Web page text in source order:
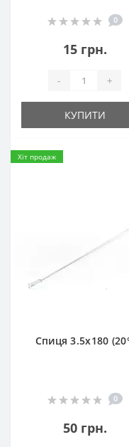
0
15 грн.
- +
КУПИТИ
Хіт продаж
Спиця 3.5х180
0
50 грн.